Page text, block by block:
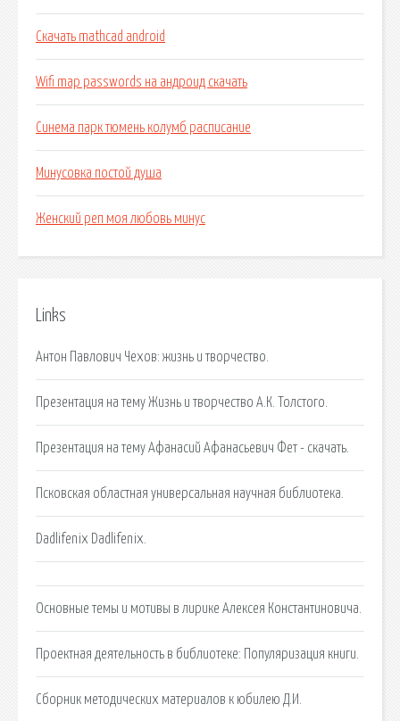
Скачать mathcad android
Wifi map passwords на андроид скачать
Синема парк тюмень колумб расписание
Минусовка постой душа
Женский реп моя любовь минус
Links
Антон Павлович Чехов: жизнь и творчество.
Презентация на тему Жизнь и творчество А.К. Толстого.
Презентация на тему Афанасий Афанасьевич Фет - скачать.
Псковская областная универсальная научная библиотека.
Dadlifenix Dadlifenix.
Основные темы и мотивы в лирике Алексея Константиновича.
Проектная деятельность в библиотеке: Популяризация книги.
Сборник методических материалов к юбилею Д.И.